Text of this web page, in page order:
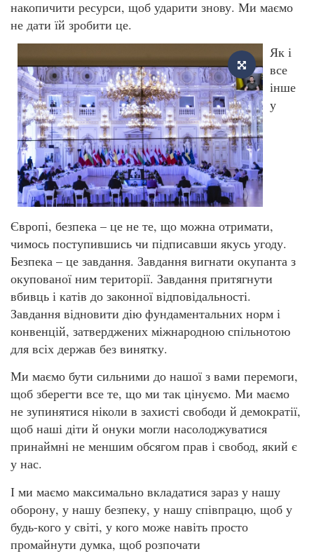
накопичити ресурси, щоб ударити знову. Ми маємо
не дати їй зробити це.
Як і
все
інше
у
Європі, безпека – це не те, що можна отримати,
чимось поступившись чи підписавши якусь угоду.
Безпека – це завдання. Завдання вигнати окупанта з
окупованої ним території. Завдання притягнути
вбивць і катів до законної відповідальності.
Завдання відновити дію фундаментальних норм і
конвенцій, затверджених міжнародною спільнотою
для всіх держав без винятку.
Ми маємо бути сильними до нашої з вами перемоги,
щоб зберегти все те, що ми так цінуємо. Ми маємо
не зупинятися ніколи в захисті свободи й демократії,
щоб наші діти й онуки могли насолоджуватися
принаймні не меншим обсягом прав і свобод, який є
у нас.
І ми маємо максимально вкладатися зараз у нашу
оборону, у нашу безпеку, у нашу співпрацю, щоб у
будь-кого у світі, у кого може навіть просто
промайнути думка, щоб розпочати